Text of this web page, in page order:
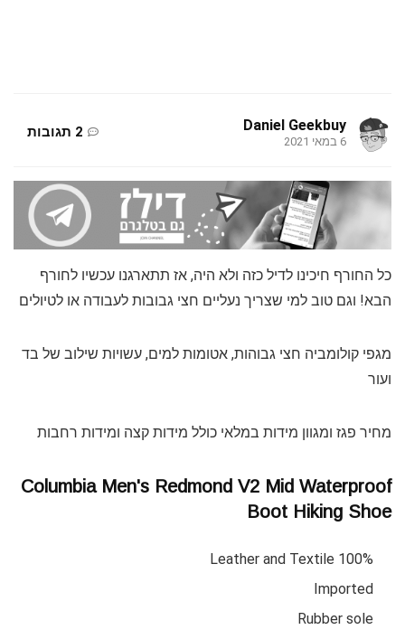
Daniel Geekbuy
6 במאי 2021
2 תגובות
כל החורף חיכינו לדיל כזה ולא היה, אז תתארגנו עכשיו לחורף
הבא! וגם טוב למי שצריך נעליים חצי גבובות לעבודה או לטיולים
מגפי קולומביה חצי גבוהות, אטומות למים, עשויות שילוב של בד
ועור
מחיר פגז ומגוון מידות במלאי כולל מידות קצה ומידות רחבות
Columbia Men's Redmond V2 Mid Waterproof
Boot Hiking Shoe
100% Leather and Textile
Imported
Rubber sole